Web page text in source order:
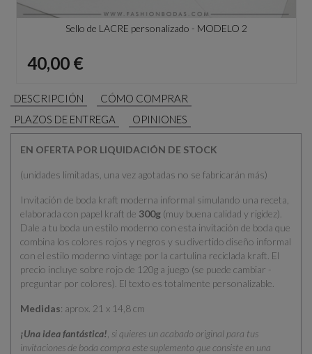
Sello de LACRE personalizado - MODELO 2
Precio
40,00 €
DESCRIPCIÓN
CÓMO COMPRAR
PLAZOS DE ENTREGA
OPINIONES
EN OFERTA POR LIQUIDACIÓN DE STOCK
(unidades limitadas, una vez agotadas no se fabricarán más)
Invitación de boda kraft moderna informal simulando una receta,
elaborada con papel kraft de 300g (muy buena calidad y rigidez).
Dale a tu boda un estilo moderno con esta invitación de boda que
combina los colores rojos y negros y su divertido diseño informal
con el estilo moderno vintage por la cartulina reciclada kraft. El
precio incluye sobre rojo de 120g a juego (se puede cambiar -
preguntar por colores). El texto es totalmente personalizable.
Medidas: aprox. 21 x 14,8 cm
¡Una idea fantástica! si quieres un acabado original para tus
invitaciones de boda compra este suplemento que consiste en una